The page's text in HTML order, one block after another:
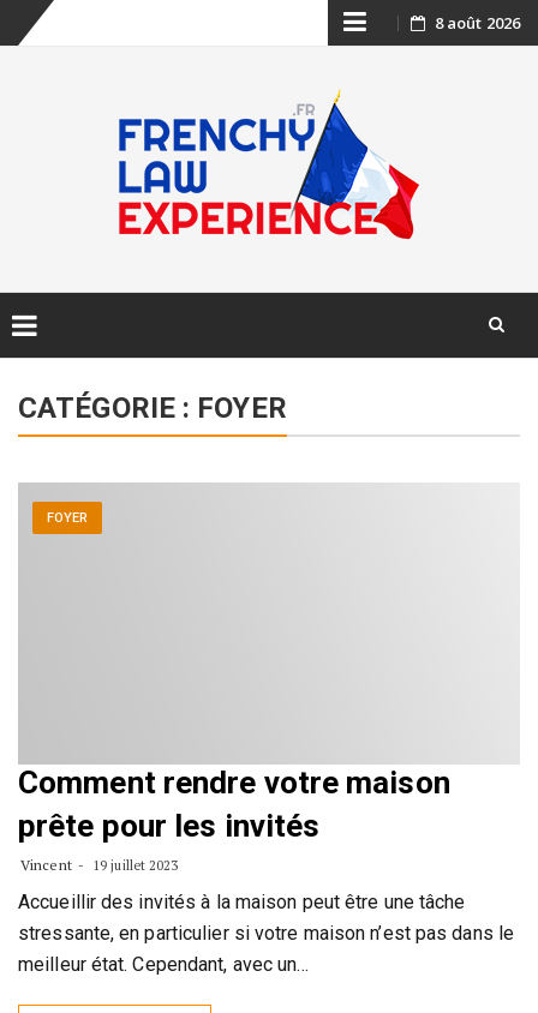
Skip
content
8 août 2026
content
CATÉGORIE : FOYER
FOYER
Comment rendre votre maison
prête pour les invités
Vincent 19 juillet 2023
Accueillir des invités à la maison peut être une tâche
stressante, en particulier si votre maison n’est pas dans le
meilleur état. Cependant, avec un…